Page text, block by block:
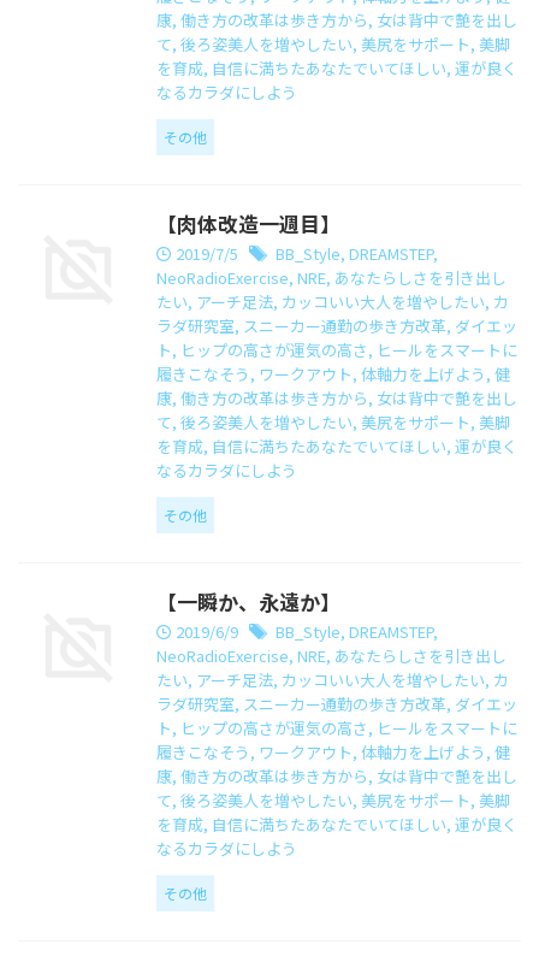
康, 働き方の改革は歩き方から, 女は背中で艶を出し
て, 後ろ姿美人を増やしたい, 美尻をサポート, 美脚
を育成, 自信に満ちたあなたでいてほしい, 運が良く
なるカラダにしよう
その他
【肉体改造一週目】
2019/7/5 BB_Style, DREAMSTEP,
NeoRadioExercise, NRE, あなたらしさを引き出し
たい, アーチ足法, カッコいい大人を増やしたい, カ
ラダ研究室, スニーカー通勤の歩き方改革, ダイエッ
ト, ヒップの高さが運気の高さ, ヒールをスマートに
履きこなそう , ワークアウト, 体軸力を上げよう , 健
康, 働き方の改革は歩き方から, 女は背中で艶を出し
て, 後ろ姿美人を増やしたい, 美尻をサポート, 美脚
を育成, 自信に満ちたあなたでいてほしい, 運が良く
なるカラダにしよう
その他
【一瞬か、永遠か】
2019/6/9 BB_Style, DREAMSTEP,
NeoRadioExercise, NRE, あなたらしさを引き出し
たい, アーチ足法, カッコいい大人を増やしたい, カ
ラダ研究室, スニーカー通勤の歩き方改革, ダイエッ
ト, ヒップの高さが運気の高さ, ヒールをスマートに
履きこなそう , ワークアウト, 体軸力を上げよう , 健
康, 働き方の改革は歩き方から, 女は背中で艶を出し
て, 後ろ姿美人を増やしたい, 美尻をサポート, 美脚
を育成, 自信に満ちたあなたでいてほしい, 運が良く
なるカラダにしよう
その他